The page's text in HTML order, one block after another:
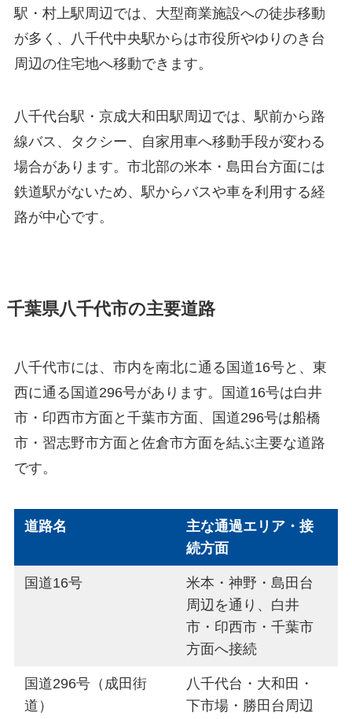
駅・村上駅周辺では、大型商業施設への徒歩移動
が多く、八千代中央駅からは市役所やゆりのき台
周辺の住宅地へ移動できます。
八千代台駅・京成大和田駅周辺では、駅前から路
線バス、タクシー、自家用車へ移動手段が変わる
場合があります。市北部の米本・島田台方面には
鉄道駅がないため、駅からバスや車を利用する経
路が中心です。
千葉県八千代市の主要道路
八千代市には、市内を南北に通る国道16号と、東
西に通る国道296号があります。国道16号は白井
市・印西市方面と千葉市方面、国道296号は船橋
市・習志野市方面と佐倉市方面を結ぶ主要な道路
です。
道路名
主な通過エリア・接
続方面
国道16号
米本・神野・島田台
周辺を通り、白井
市・印西市・千葉市
方面へ接続
国道296号（成田街
道）
八千代台・大和田・
下市場・勝田台周辺